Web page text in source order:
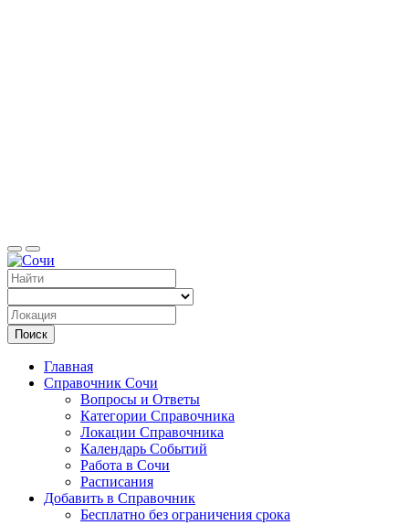
Сочи
Поиск
Главная
Справочник Сочи
Вопросы и Ответы
Категории Справочника
Локации Справочника
Календарь Событий
Работа в Сочи
Расписания
Добавить в Справочник
Бесплатно без ограничения срока